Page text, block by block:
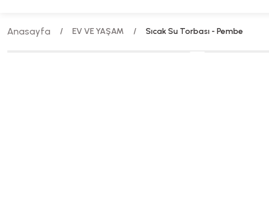
Anasayfa EV VE YAŞAM Sıcak Su Torbası - Pembe